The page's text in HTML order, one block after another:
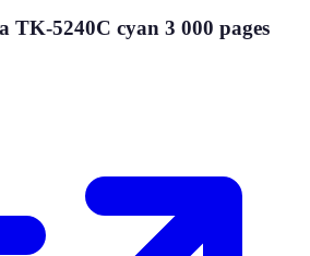
TK-5240C cyan 3 000 pages